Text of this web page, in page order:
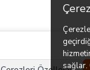
sağlar.